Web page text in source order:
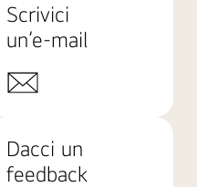
Scrivici
un’e-mail
Dacci un
feedback